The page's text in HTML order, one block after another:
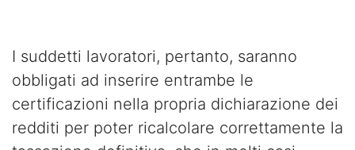
I suddetti lavoratori, pertanto, saranno
obbligati ad inserire entrambe le
certificazioni nella propria dichiarazione dei
redditi per poter ricalcolare correttamente la